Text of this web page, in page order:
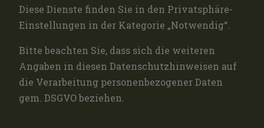
Diese Dienste finden Sie in den Privatsphäre-
Einstellungen in der Kategorie „Notwendig“.
Bitte beachten Sie, dass sich die weiteren
Angaben in diesen Datenschutzhinweisen auf
die Verarbeitung personenbezogener Daten
gem. DSGVO beziehen.